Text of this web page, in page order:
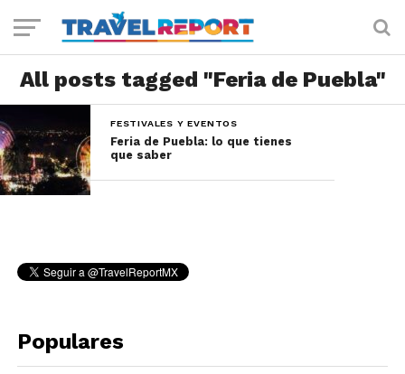
All posts tagged "Feria de Puebla"
FESTIVALES Y EVENTOS
Feria de Puebla: lo que tienes
que saber
Populares